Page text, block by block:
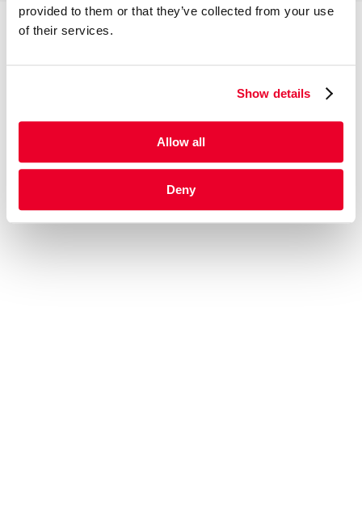
provided to them or that they’ve collected from your use
of their services.
Show details
Allow all
Deny